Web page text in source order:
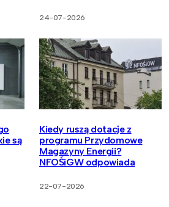
24-07-2026
są
Kiedy ruszą dotacje z
programu Przydomowe
Magazyny Energii?
NFOŚiGW odpowiada
22-07-2026